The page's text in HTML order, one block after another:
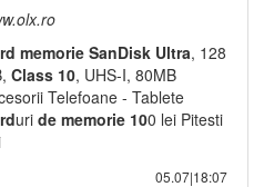
memorie SanDisk Ultra, 128
Class 10, UHS-I, 80MB
Telefoane - Tablete
uri de memorie 100 lei Pitesti
05.07|18:07